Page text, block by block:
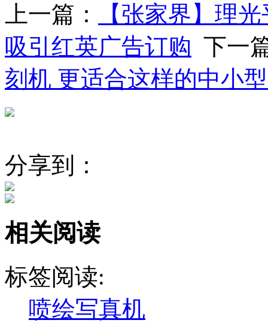
上一篇：
【张家界】理
吸引红英广告订购 下一
刻机 更适合这样的中小
分享到：
相关阅读
标签阅读:
喷绘写真机